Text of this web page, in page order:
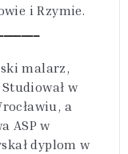
i Rzymie.
malarz,
w
a
ASP w
dyplom w